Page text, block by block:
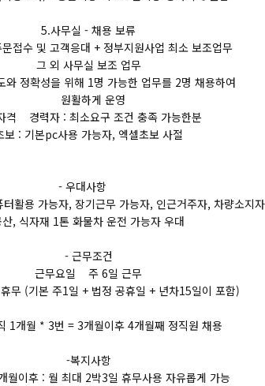
5.사무실 - 채용 보류
접수 및 고객응대 + 정부지원사업 최소 보조업무
그 외 사무실 보조 업무
와 정확성을 위해 1명 가능한 업무를 2명 채용하여
원활하게 운영
격 경력자 : 최소요구 조건 충족 가능한분
보 : 기본pc사용 가능자, 엑셀초보 사절
- 우대사항
활용 가능자, 장기근무 가능자, 인근거주자, 차량소지
, 식자재 1톤 화물차 운전 가능자 우대
- 근무조건
근무요일 주 6일 근무
(기본 주1일 + 법정 공휴일 + 년차15일이 포함)
1개월 * 3번 = 3개월이후 4개월째 정직원 채용
-복지사항
월이후 : 월 최대 2박3일 휴무사용 자유롭게 가능